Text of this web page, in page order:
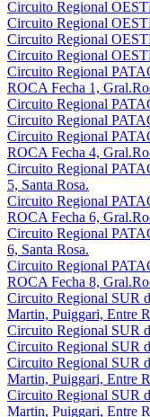
Circuito Regional
Circuito Regional
Circuito Regional
Circuito Regional
Circuito Regional
ROCA Fecha 1,
Circuito Regional
Circuito Regional
Circuito Regional
ROCA Fecha 4,
Circuito Regional
5, Santa Rosa.
Circuito Regional
ROCA Fecha 6,
Circuito Regional
6, Santa Rosa.
Circuito Regional
ROCA Fecha 8,
Circuito Regional SUR
Martin, Puiggari, Entre
Circuito Regional SUR
Circuito Regional SUR
Circuito Regional SUR
Martin, Puiggari, Entre
Circuito Regional SUR
Martin, Puiggari, Entre